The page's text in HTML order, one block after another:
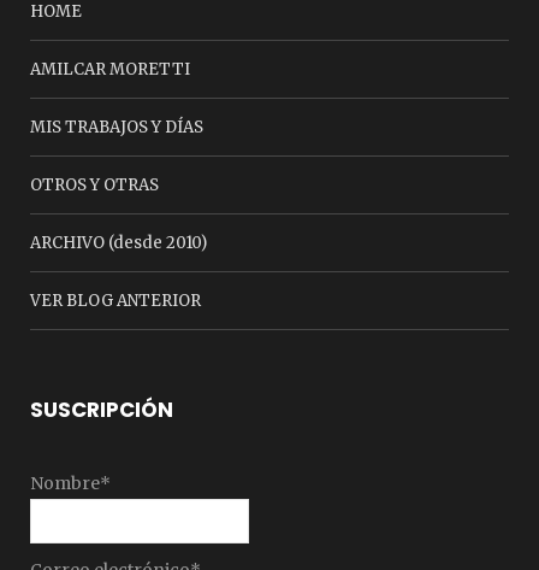
HOME
AMILCAR MORETTI
MIS TRABAJOS Y DÍAS
OTROS Y OTRAS
ARCHIVO (desde 2010)
VER BLOG ANTERIOR
SUSCRIPCIÓN
Nombre*